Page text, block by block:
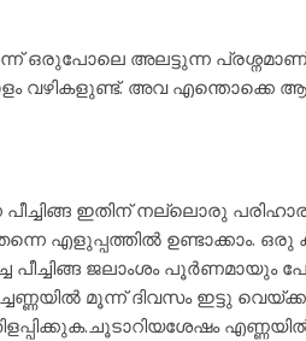
ഒരുപോലെ അലട്ടുന്ന
വഴികളുണ്ട്. അവ എന്തൊക്കെ
ഇതിന് നല്ലൊരു
എളുപ്പത്തിൽ ഉണ്ടാക്കാം. ഒരു
പീച്ചിങ്ങ ജലാംശം പൂർണമായും
മൂന്ന് ദിവസം ഇട്ടു
തിളപ്പിക്കുക.ചൂടാറിയശേഷം